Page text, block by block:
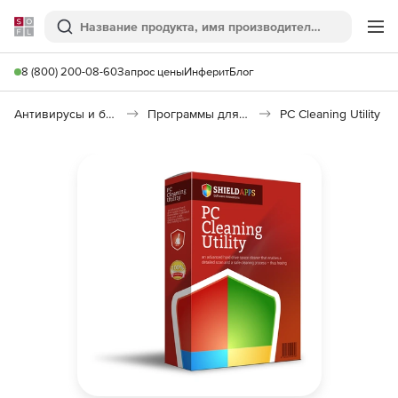
Softline
Поиск
8 (800) 200-08-60Запрос ценыИнферитБлог
Антивирусы и безопасность Программы для удаления информации PC Cleaning Utility